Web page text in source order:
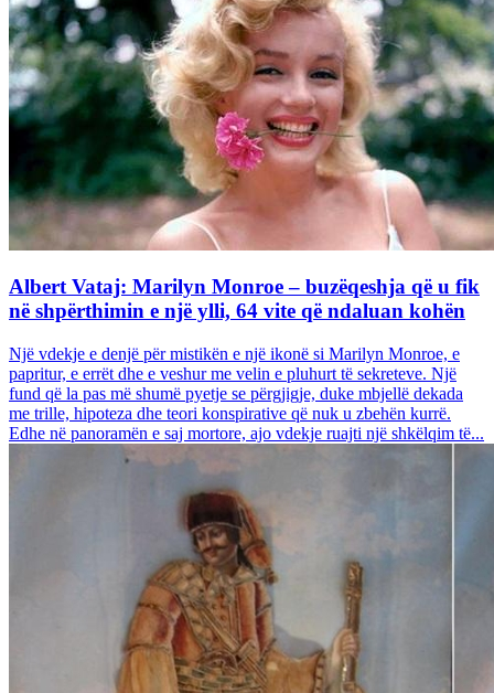
Albert Vataj: Marilyn Monroe – buzëqeshja që u fik
në shpërthimin e një ylli, 64 vite që ndaluan kohën
Një vdekje e denjë për mistikën e një ikonë si Marilyn Monroe, e
papritur, e errët dhe e veshur me velin e pluhurt të sekreteve. Një
fund që la pas më shumë pyetje se përgjigje, duke mbjellë dekada
me trille, hipoteza dhe teori konspirative që nuk u zbehën kurrë.
Edhe në panoramën e saj mortore, ajo vdekje ruajti një shkëlqim të...